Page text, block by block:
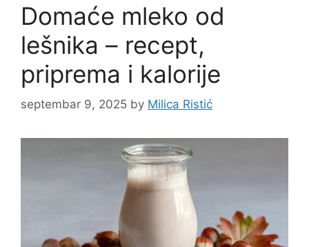
Domaće mleko od
lešnika – recept,
priprema i kalorije
septembar 9, 2025 by Milica Ristić